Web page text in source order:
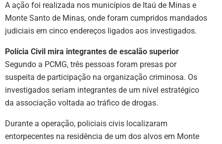
A ação foi realizada nos municípios de Itaú de Minas e
Monte Santo de Minas, onde foram cumpridos mandados
judiciais em cinco endereços ligados aos investigados.
Polícia Civil mira integrantes de escalão superior
Segundo a PCMG, três pessoas foram presas por
suspeita de participação na organização criminosa. Os
investigados seriam integrantes de um nível estratégico
da associação voltada ao tráfico de drogas.
Durante a operação, policiais civis localizaram
entorpecentes na residência de um dos alvos em Monte